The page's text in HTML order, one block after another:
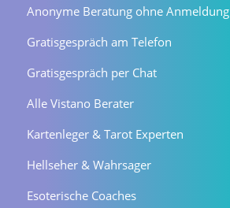
Anonyme Beratung ohne Anmeldung
Gratisgespräch am Telefon
Gratisgespräch per Chat
Alle Vistano Berater
Kartenleger & Tarot Experten
Hellseher & Wahrsager
Esoterische Coaches